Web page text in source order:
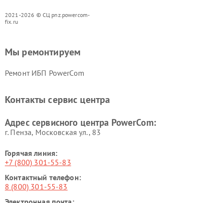
2021-2026 © СЦ pnz.powercom-
fix.ru
Мы ремонтируем
Ремонт ИБП PowerCom
Контакты сервис центра
Адрес сервисного центра PowerCom:
г. Пенза, Московская ул., 83
Горячая линия:
+7 (800) 301-55-83
Контактный телефон:
8 (800) 301-55-83